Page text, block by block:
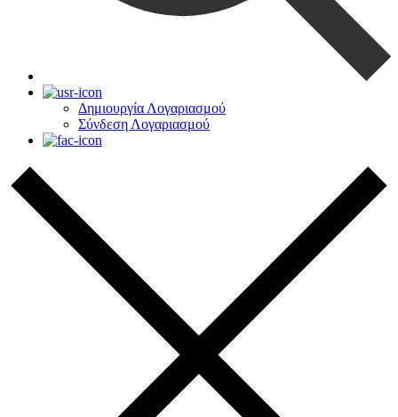
Δημιουργία Λογαριασμού
Σύνδεση Λογαριασμού